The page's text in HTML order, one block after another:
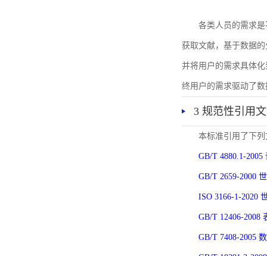
各类人员的需求
获取文献，基于数据
并将用户的需求具体
终用户的需求驱动了
3 规范性引用
本标准引用了下
GB/T 4880.1-
GB/T 2659-2000
ISO 3166-1-2020
GB/T 12406-2008
GB/T 7408-2005